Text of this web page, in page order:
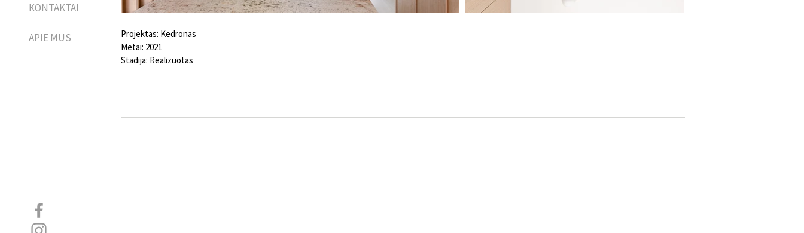
KONTAKTAI
APIE MUS
Projektas: Kedronas
Metai: 2021
Stadija: Realizuotas